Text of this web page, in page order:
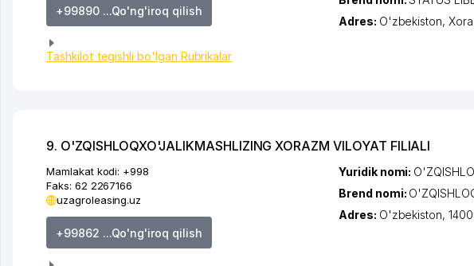
+99890 ...Qo'ng'iroq qilish
Tashkilot tegishli bo'lgan Rubrikalar
Adres: O'zbekiston,
9. O'ZQISHLOQXO'JALIKMASHLIZING XORAZM VILOYAT FILIALI
Mamlakat kodi: +998
Faks: 62 2267166
uzagroleasing.uz
+99862 ...Qo'ng'iroq qilish
Yuridik nomi:
Brend nomi:
Adres: O'zbekiston,